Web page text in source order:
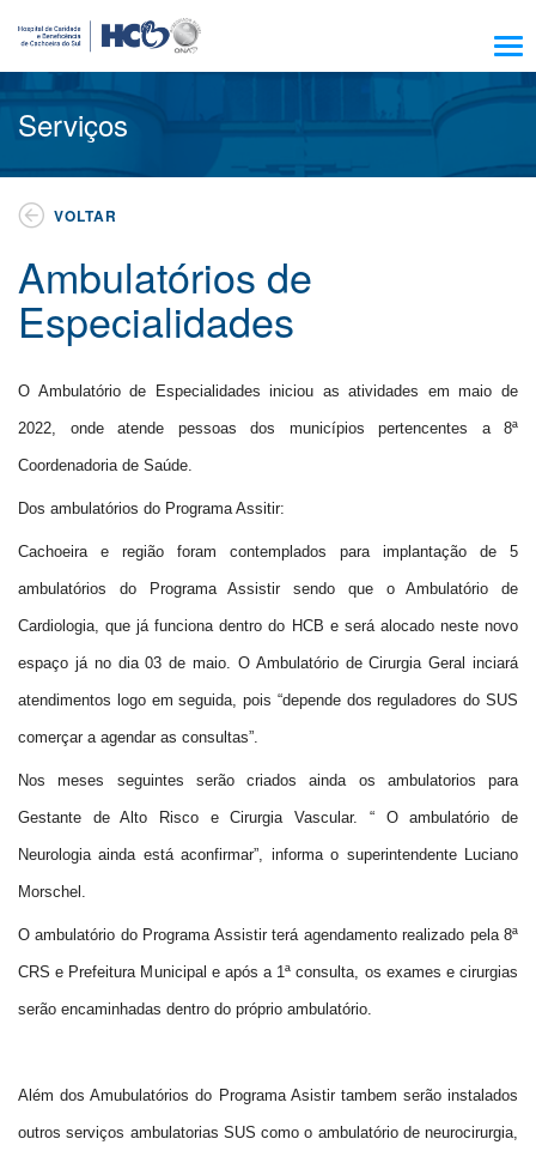
Sobre Nós
Amigo HCB
Notícias
Trabalhe Conosco
Residência, Ensino e Pesquisa
Nossos Serviços
Pacientes e Visitantes
Atendimento
que
você
Serviços
VOLTAR
Ambulatórios de
Especialidades
O Ambulatório de Especialidades iniciou as atividades em maio de
2022, onde atende pessoas dos municípios pertencentes a 8ª
Coordenadoria de Saúde.
Dos ambulatórios do Programa Assitir:
Cachoeira e região foram contemplados para implantação de 5
ambulatórios do Programa Assistir sendo que o Ambulatório de
Cardiologia, que já funciona dentro do HCB e será alocado neste novo
espaço já no dia 03 de maio. O Ambulatório de Cirurgia Geral inciará
atendimentos logo em seguida, pois “depende dos reguladores do SUS
comerçar a agendar as consultas”.
Nos meses seguintes serão criados ainda os ambulatorios para
Gestante de Alto Risco e Cirurgia Vascular. “ O ambulatório de
Neurologia ainda está aconfirmar”, informa o superintendente Luciano
Morschel.
O ambulatório do Programa Assistir terá agendamento realizado pela 8ª
CRS e Prefeitura Municipal e após a 1ª consulta, os exames e cirurgias
serão encaminhadas dentro do próprio ambulatório.
Além dos Amubulatórios do Programa Asistir tambem serão instalados
outros serviços ambulatorias SUS como o ambulatório de neurocirurgia,